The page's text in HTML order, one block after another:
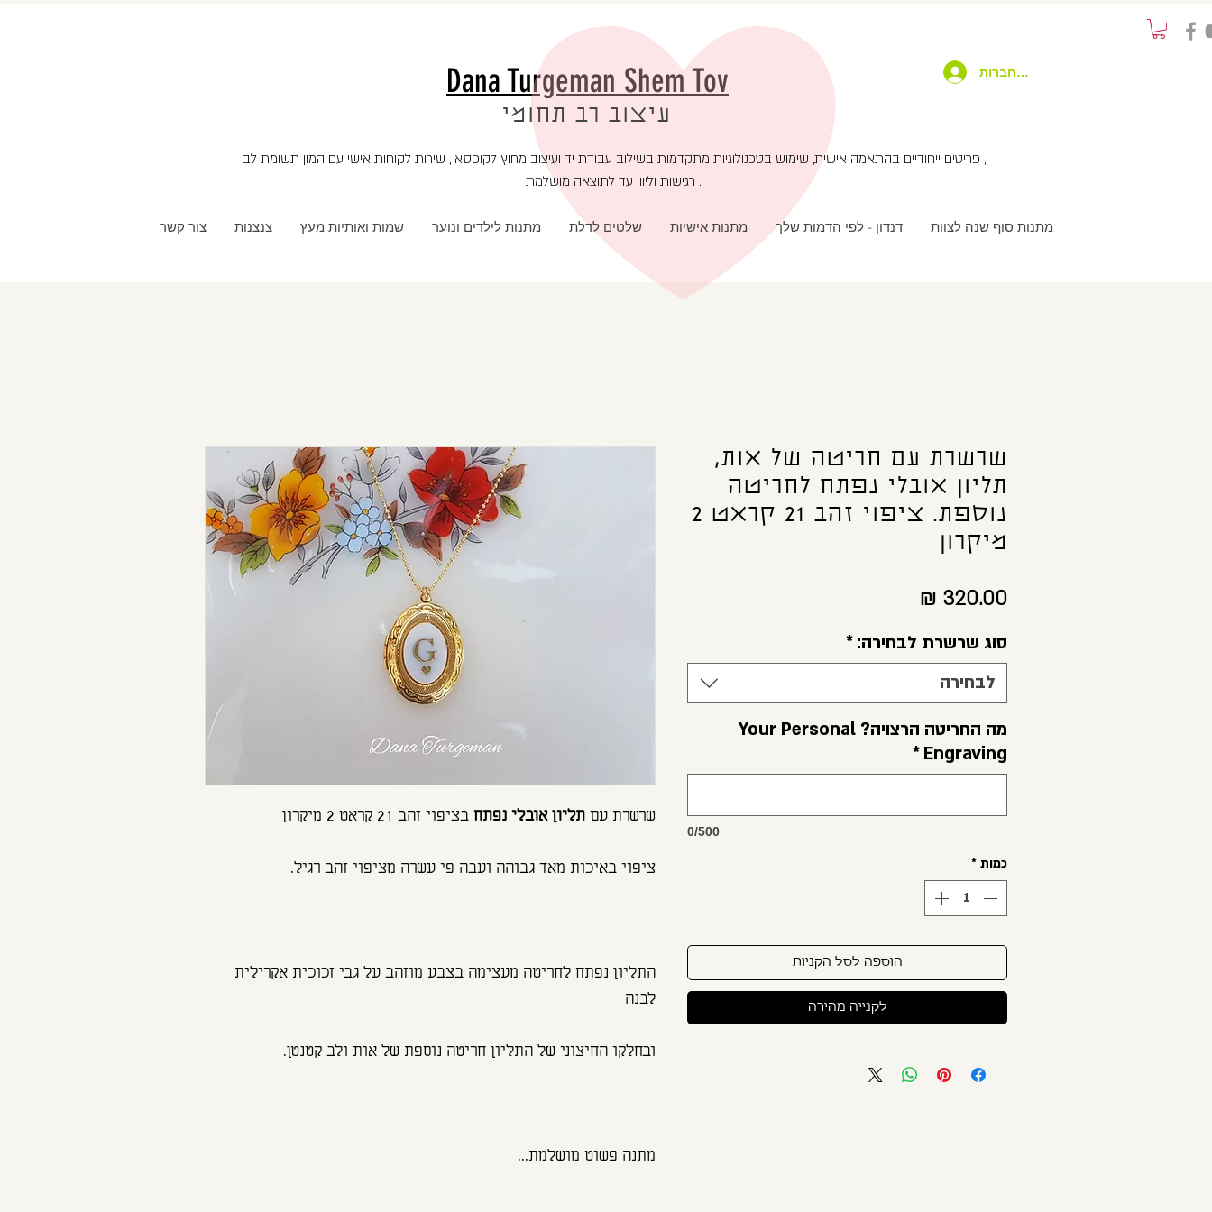
Dana Turgeman Shem Tov
עיצוב רב תחומי
פריטים ייחודיים בהתאמה אישית, שימוש בטכנולוגיות מתקדמות בשילוב עבודת יד ועיצוב מחוץ לקופסא , שירות לקוחות אישי עם המון תשומת לב ,
רגישות וליווי עד לתוצאה מושלמת .
צור קשר צנצנות שמות ואותיות מעץ מתנות לילדים ונוער שלטים לדלת מתנות אישיות דנדון - לפי הדמות שלך מתנות סוף שנה לצוות
להתחברות
שרשרת עם תליון אובלי נפתח בציפוי זהב 21 קראט 2 מיקרון
ציפוי באיכות מאד גבוהה ועבה פי עשרה מציפוי זהב רגיל.
התליון נפתח לחריטה מעצימה בצבע מוזהב על גבי זכוכית אקרילית
לבנה
ובחלקו החיצוני של התליון חריטה נוספת של אות ולב קטנטן.
מתנה פשוט מושלמת...
שרשרת עם חריטה של אות,
תליון אובלי נפתח לחריטה
נוספת. ציפוי זהב 21 קראט 2
מיקרון
סוג שרשרת לבחירה:*
לבחירה
מה החריטה הרצויה? Your Personal
Engraving
*
0/500
כמות *
הוספה לסל הקניות
לקנייה מהירה